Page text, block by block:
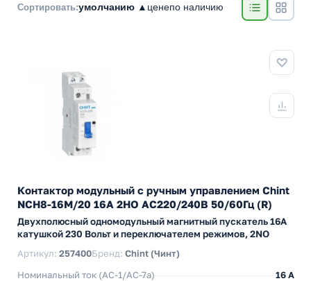
Сортировать:умолчанию ▲ ценепо наличию
Контактор модульный с ручным управлением Chint
NCH8-16M/20 16А 2НО АС220/240В 50/60Гц (R)
Двухполюсный одномодульный магнитный пускатель 16А
катушкой 230 Вольт и переключателем режимов, 2NO
Артикул: 257400Бренд: Chint (Чинт)
Номинальный ток (АС-1/AC-7a)
16 A